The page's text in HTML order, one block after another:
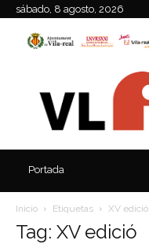
sábado, 8 agosto, 2026
Portada
Inicio Etiquetas XV edició
Tag: XV edició